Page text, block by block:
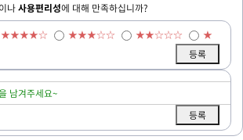
이나사용편리성에 대해 만족하십니까?
★★★★☆ ★★★☆☆ ★★☆☆☆
★